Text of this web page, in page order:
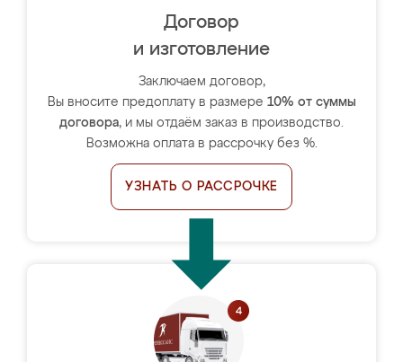
Договор
и изготовление
Заключаем договор,
Вы вносите предоплату в размере 10% от суммы
договора, и мы отдаём заказ в производство.
Возможна оплата в рассрочку без %.
УЗНАТЬ О РАССРОЧКЕ